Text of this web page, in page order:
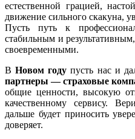
естественной грацией,
движение сильного скакуна,
Пусть путь к
стабильным и
своевременными.
ВНовом году пусть нас и
партнеры — страховые
общие ценности, высокую
качественному сервису.
дальше будет приносить
доверяет.